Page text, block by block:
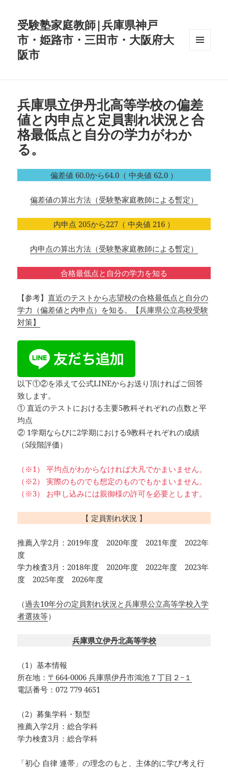
受験塾家庭教師|兵庫県神戸
市・姫路市・三田市・大阪府大
阪市
兵庫県立伊丹北高等学校の偏差
値と内申点と定員割れ状況と合
格最低点と自分の学力がわか
る。
偏差値 60.0から64.0（ 中央値 62.0 ）
偏差値の算出方法（受験塾家庭教師による暫定）
内申点 205から227（ 中央値 216 ）
内申点の算出方法（受験塾家庭教師による暫定）
合格最低点と自分の学力を知る
【参考】直近のテストから志望校の合格最低点と自分の
学力（偏差値と内申点）を知る。【兵庫県公立高校受験
対策】
以下①②を添えて公式LINEからお送り頂ければご回答
致します。
① 直近のテストにおける主要5教科それぞれの点数と平
均点
② 1学期ならびに2学期における9教科それぞれの成績
（5段階評価）
（※1） 平均点がわからなければ大凡でかまいません。
（※2） 実際のものでも想定のものでもかまいません。
（※3） お申し込みには親御様の許可を必要とします。
【 定員割れ状況 】
推薦入学2月：2019年度 2020年度 2021年度 2022年
度
学力検査3月：2018年度 2020年度 2022年度 2023年
度 2025年度 2026年度
（過去10年分の定員割れ状況と兵庫県公立高等学校入学
者選抜等）
兵庫県立伊丹北高等学校
（1）基本情報
所在地： 〒664-0006 兵庫県伊丹市鴻池７丁目２−１
電話番号：072 779 4651
（2）募集学科・類型
推薦入学2月：総合学科
学力検査3月：総合学科
「初心 自律 連帯」の理念のもと、主体的に学び考え行